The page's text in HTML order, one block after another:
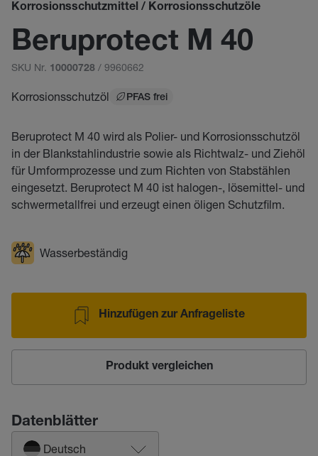
Korrosionsschutzmittel / Korrosionsschutzöle
Beruprotect M 40
SKU Nr. 10000728 / 9960662
Korrosionsschutzöl PFAS frei
Beruprotect M 40 wird als Polier- und Korrosionsschutzöl
in der Blankstahlindustrie sowie als Richtwalz- und Ziehöl
für Umformprozesse und zum Richten von Stabstählen
eingesetzt. Beruprotect M 40 ist halogen-, lösemittel- und
schwermetallfrei und erzeugt einen öligen Schutzfilm.
Wasserbeständig
Hinzufügen zur Anfrageliste
Produkt vergleichen
Datenblätter
Deutsch